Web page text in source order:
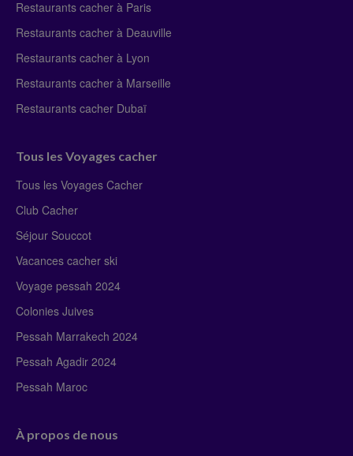
Restaurants cacher à Paris
Restaurants cacher à Deauville
Restaurants cacher à Lyon
Restaurants cacher à Marseille
Restaurants cacher Dubaï
Tous les Voyages cacher
Tous les Voyages Cacher
Club Cacher
Séjour Souccot
Vacances cacher ski
Voyage pessah 2024
Colonies Juives
Pessah Marrakech 2024
Pessah Agadir 2024
Pessah Maroc
À propos de nous